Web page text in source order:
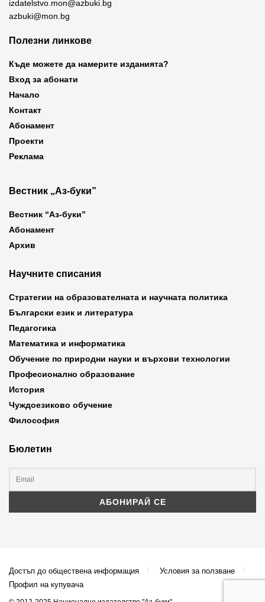
izdatelstvo.mon@azbuki.bg
azbuki@mon.bg
Полезни линкове
Къде можете да намерите изданията?
Вход за абонати
Начало
Контакт
Абонамент
Проекти
Реклама
Вестник „Аз-буки”
Вестник “Аз-буки”
Абонамент
Архив
Научните списания
Стратегии на образователната и научната политика
Български език и литература
Педагогика
Математика и информатика
Обучение по природни науки и върхови технологии
Професионално образование
История
Чуждоезиково обучение
Философия
Бюлетин
Достъп до обществена информация
Условия за ползване
Профил на купувача